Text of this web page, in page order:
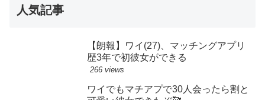
人気記事
【朗報】ワイ(27)、マッチングアプリ
歴3年で初彼女ができる
266 views
ワイでもマチアプで30人会ったら割と